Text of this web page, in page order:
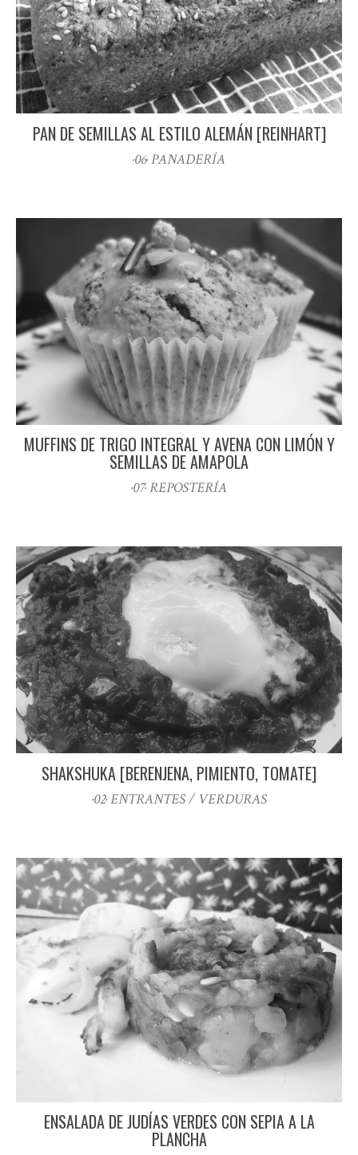
PAN DE SEMILLAS AL ESTILO ALEMÁN [REINHART]
·06· PANADERÍA
MUFFINS DE TRIGO INTEGRAL Y AVENA CON LIMÓN Y
SEMILLAS DE AMAPOLA
·07· REPOSTERÍA
SHAKSHUKA [BERENJENA, PIMIENTO, TOMATE]
·02· ENTRANTES / VERDURAS
ENSALADA DE JUDÍAS VERDES CON SEPIA A LA
PLANCHA